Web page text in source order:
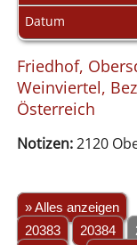
Datum
Friedhof,
Weinviertel,
Österreich
Notizen:2120
» Alles anzeigen
20383
20384